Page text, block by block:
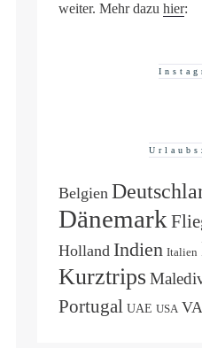
weiter. Mehr dazu hier:
Belgien
Dänemark
Holland Indien Italien
Kurztrips
Portugal UAE USA